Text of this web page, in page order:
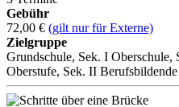
Gebühr
72,00 € (gilt nur für Externe)
Zielgruppe
Grundschule, Sek. I
Oberstufe, Sek. II